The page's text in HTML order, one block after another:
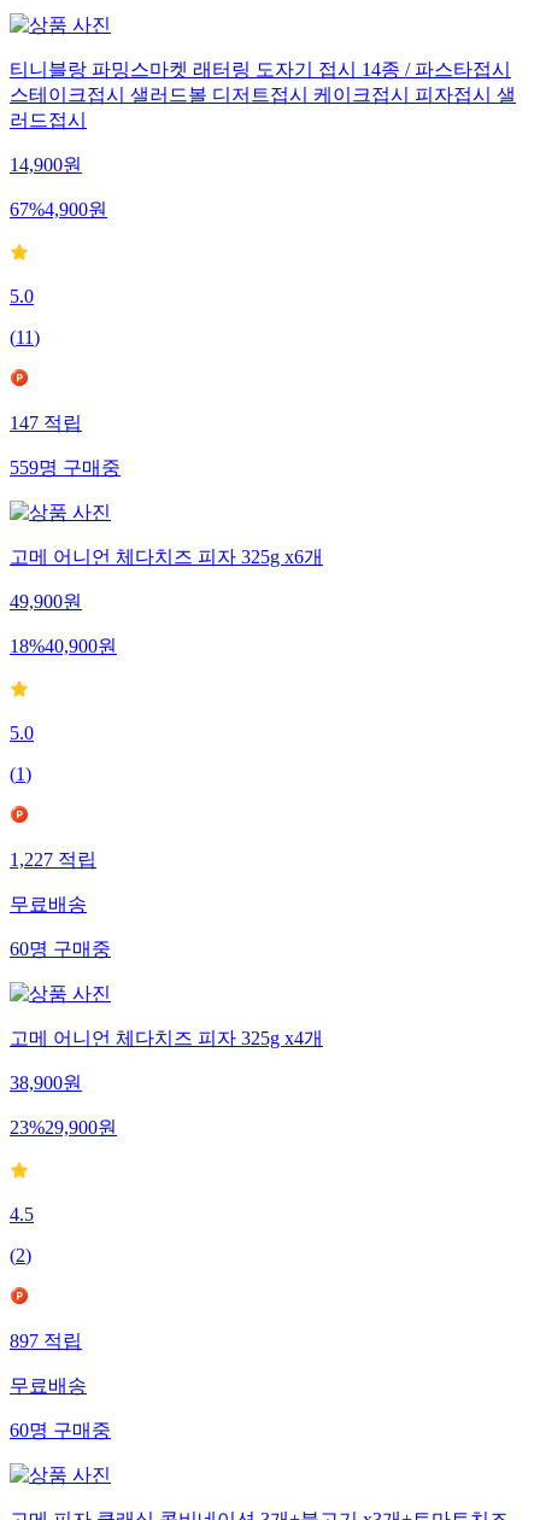
티니블랑 파밍스마켓 래터링 도자기 접시 14종 / 파스타접시
스테이크접시 샐러드볼 디저트접시 케이크접시 피자접시 샐
러드접시
14,900원
67%4,900원
5.0
(11)
147적립
559명구매중
고메 어니언 체다치즈 피자 325g x6개
49,900원
18%40,900원
5.0
(1)
1,227적립
무료배송
60명구매중
고메 어니언 체다치즈 피자 325g x4개
38,900원
23%29,900원
4.5
(2)
897적립
무료배송
60명구매중